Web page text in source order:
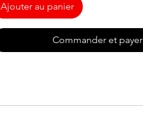
Ajouter au panier
Commander et payer